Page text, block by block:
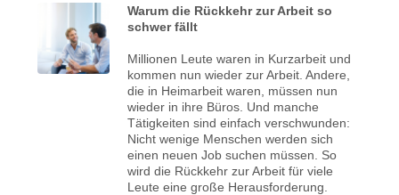
Warum die Rückkehr zur Arbeit so
schwer fällt
Millionen Leute waren in Kurzarbeit und
kommen nun wieder zur Arbeit. Andere,
die in Heimarbeit waren, müssen nun
wieder in ihre Büros. Und manche
Tätigkeiten sind einfach verschwunden:
Nicht wenige Menschen werden sich
einen neuen Job suchen müssen. So
wird die Rückkehr zur Arbeit für viele
Leute eine große Herausforderung.